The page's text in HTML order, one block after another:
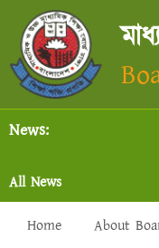
News:
All News
Home About